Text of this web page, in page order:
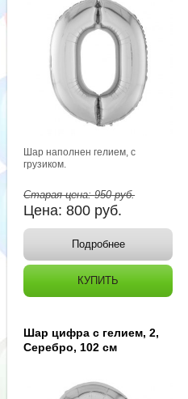
Шар наполнен гелием, с
грузиком.
Старая цена:950руб.
Цена:800 руб.
Подробнее
КУПИТЬ
Шар цифра с гелием, 2,
Серебро, 102 см